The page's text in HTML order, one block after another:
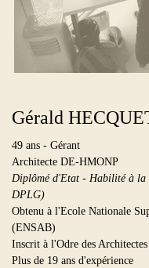
Gérald
49 ans - Gérant
Architecte DE-HMONP
Diplômé d'Etat - Habilité à la
DPLG)
Obtenu à l'Ecole Nationale
(ENSAB)
Inscrit à l'Odre des
Plus de 19 ans d'expérience